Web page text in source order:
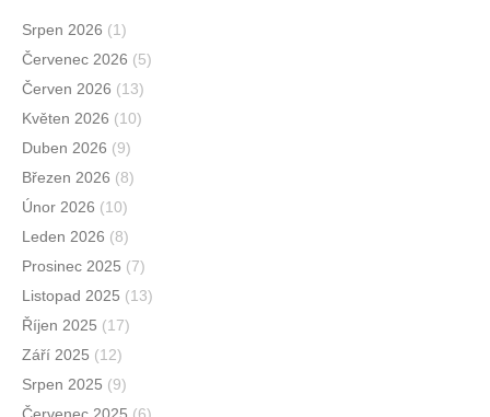
Srpen 2026 (1)
Červenec 2026 (5)
Červen 2026 (13)
Květen 2026 (10)
Duben 2026 (9)
Březen 2026 (8)
Únor 2026 (10)
Leden 2026 (8)
Prosinec 2025 (7)
Listopad 2025 (13)
Říjen 2025 (17)
Září 2025 (12)
Srpen 2025 (9)
Červenec 2025 (6)